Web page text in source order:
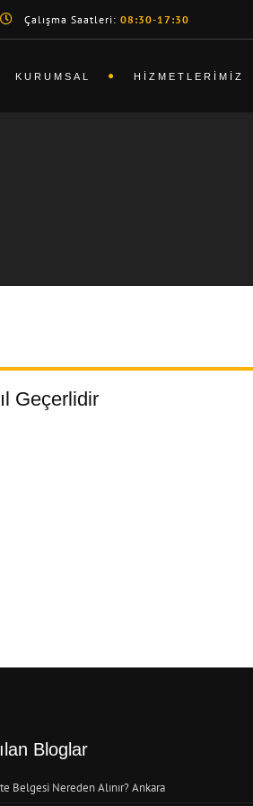
Çalışma Saatleri: 08:30-17:30
KURUMSAL HIZMETLERIMIZ
Geçerlidir
Bloglar
Belgesi Nereden Alınır? Ankara